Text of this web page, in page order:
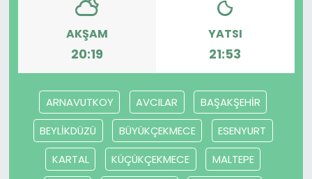
AKŞAM
20:19
YATSI
21:53
ARNAVUTKOY AVCILAR
BAŞAKŞEHİR
BEYLİKDÜZÜ
BÜYÜKÇEKMECE
ESENYURT
KARTAL
KÜÇÜKÇEKMECE
MALTEPE
SAĞLIK
TÜRKiYE
Video Galeri